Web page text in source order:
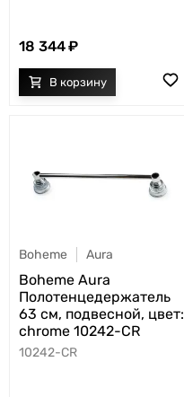
18 344
Boheme Aura
Boheme Aura
Полотенцедержатель
63 см, подвесной, цвет:
chrome 10242-CR
10242-CR